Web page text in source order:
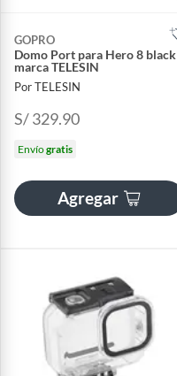
GOPRO
Domo Port para Hero 8 black
marca TELESIN
Por TELESIN
S/ 329.90
Envíogratis
Agregar